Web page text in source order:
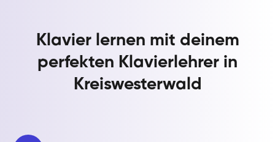
Klavier lernen mit deinem
perfekten Klavierlehrer in
Kreiswesterwald